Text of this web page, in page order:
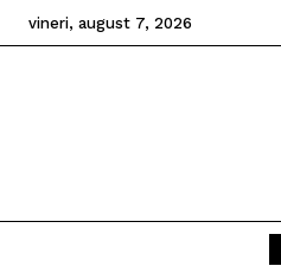
vineri, august 7, 2026